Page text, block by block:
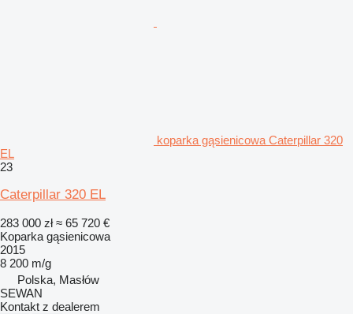
koparka gąsienicowa Caterpillar 320
EL
23
Caterpillar 320 EL
283 000 zł ≈ 65 720 €
Koparka gąsienicowa
2015
8 200 m/g
Polska, Masłów
SEWAN
Kontakt z dealerem